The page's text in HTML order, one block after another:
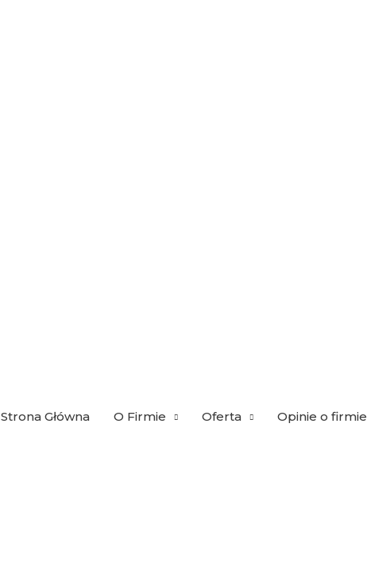
Strona Główna O Firmie Oferta Opinie o firmie